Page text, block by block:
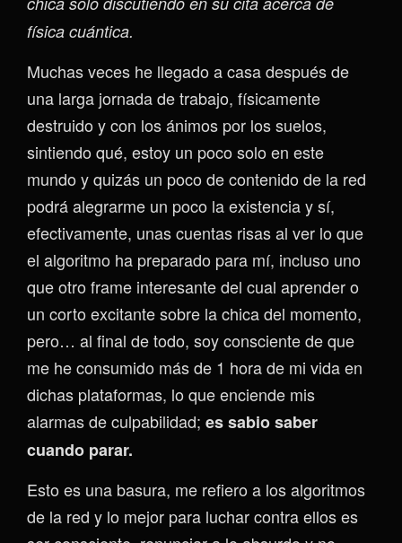
física cuántica.
Muchas veces he llegado a casa después de
una larga jornada de trabajo, físicamente
destruido y con los ánimos por los suelos,
sintiendo qué, estoy un poco solo en este
mundo y quizás un poco de contenido de la red
podrá alegrarme un poco la existencia y sí,
efectivamente, unas cuentas risas al ver lo que
el algoritmo ha preparado para mí, incluso uno
que otro frame interesante del cual aprender o
un corto excitante sobre la chica del momento,
pero… al final de todo, soy consciente de que
me he consumido más de 1 hora de mi vida en
dichas plataformas, lo que enciende mis
alarmas de culpabilidad; es sabio saber
cuando parar.
Esto es una basura, me refiero a los algoritmos
de la red y lo mejor para luchar contra ellos es